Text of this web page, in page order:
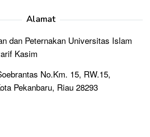
Alamat
dan Peternakan Universitas Islam
Kasim
No.Km. 15, RW.15,
Pekanbaru, Riau 28293